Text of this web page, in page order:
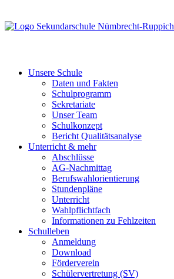
Unsere Schule
Daten und Fakten
Schulprogramm
Sekretariate
Unser Team
Schulkonzept
Bericht Qualitätsanalyse
Unterricht & mehr
Abschlüsse
AG-Nachmittag
Berufswahlorientierung
Stundenpläne
Unterricht
Wahlpflichtfach
Informationen zu Fehlzeiten
Schulleben
Anmeldung
Download
Förderverein
Schülervertretung (SV)